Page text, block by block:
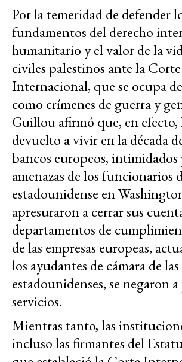
Por la temeridad de defender
fundamentos del derecho
humanitario y el valor de la
civiles palestinos ante la Corte
Internacional, que se ocupa
como crímenes de guerra y
Guillou afirmó que, en
devuelto a vivir en la década
bancos europeos, intimidados
amenazas de los funcionarios
estadounidense en
apresuraron a cerrar sus
departamentos de
de las empresas europeas,
los ayudantes de cámara de
estadounidenses, se negaron
servicios.
Mientras tanto, las
incluso las firmantes del